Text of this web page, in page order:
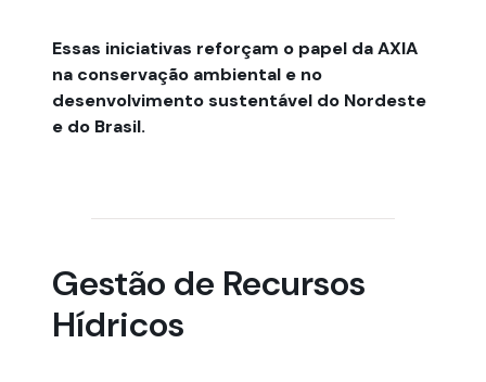
Essas iniciativas reforçam o papel da AXIA
na conservação ambiental e no
desenvolvimento sustentável do Nordeste
e do Brasil.
​​​​​​​​​​Gestão de​ Recursos
Hídricos​​